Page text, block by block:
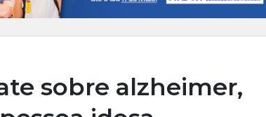
sobre alzheimer,